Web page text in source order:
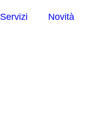
Servizi Novità